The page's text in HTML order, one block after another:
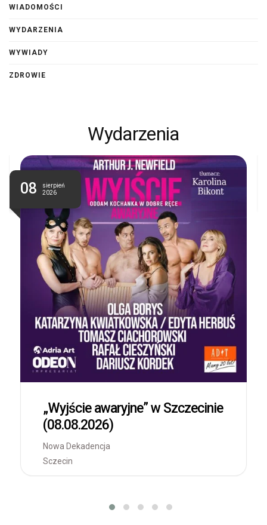
WIADOMOŚCI
WYDARZENIA
WYWIADY
ZDROWIE
Wydarzenia
08
sierpień
2026
„Wyjście awaryjne” w Szczecinie
(08.08.2026)
Nowa Dekadencja
Sczecin